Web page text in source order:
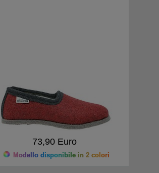
73,90 Euro
Modello disponibile in 2 colori